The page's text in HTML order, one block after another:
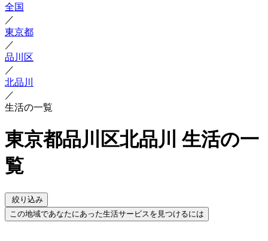
全国
／
東京都
／
品川区
／
北品川
／
生活の一覧
東京都品川区北品川 生活の一
覧
絞り込み
この地域であなたにあった生活サービスを見つけるには